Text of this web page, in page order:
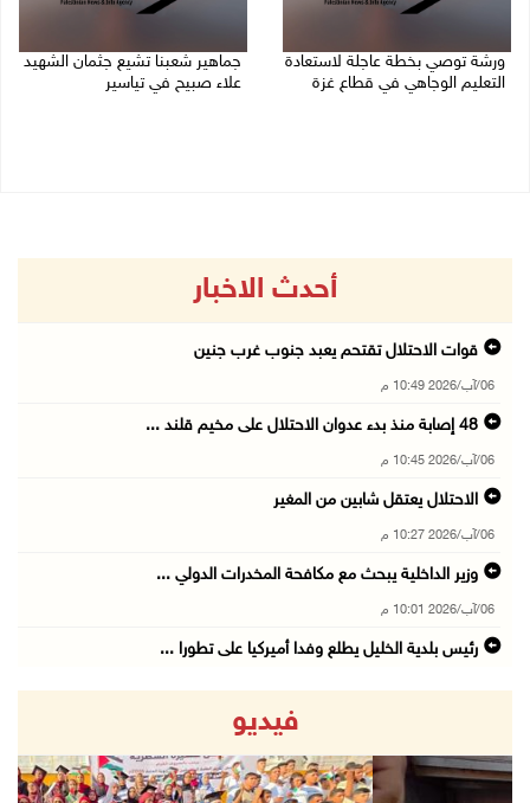
ورشة توصي بخطة عاجلة لاستعادة
التعليم الوجاهي في قطاع غزة
جماهير شعبنا تشيع جثمان الشهيد
علاء صبيح في تياسير
أحدث الاخبار
قوات الاحتلال تقتحم يعبد جنوب غرب جنين
06/آب/2026 10:49 م
48 إصابة منذ بدء عدوان الاحتلال على مخيم قلند ...
06/آب/2026 10:45 م
الاحتلال يعتقل شابين من المغير
06/آب/2026 10:27 م
وزير الداخلية يبحث مع مكافحة المخدرات الدولي ...
06/آب/2026 10:01 م
رئيس بلدية الخليل يطلع وفدا أميركيا على تطورا ...
06/آب/2026 09:17 م
فيديو